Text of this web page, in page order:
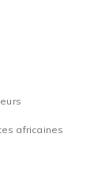
africaines